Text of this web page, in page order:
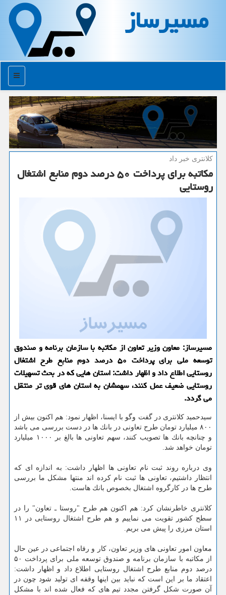
مسیرساز
منو
كلانتری خبر داد
مكاتبه برای پرداخت ۵۰ درصد دوم منابع اشتغال
روستایی
مسیرساز: معاون وزیر تعاون از مكاتبه با سازمان برنامه و صندوق
توسعه ملی برای پرداخت ۵۰ درصد دوم منابع طرح اشتغال
روستایی اطلاع داد و اظهار داشت: استان هایی كه در بحث تسهیلات
روستایی ضعیف عمل كنند، سهمشان به استان های قوی تر منتقل
می گردد.
سیدحمید كلانتری در گفت وگو با ایسنا، اظهار نمود: هم اكنون بیش از
۸۰۰ میلیارد تومان طرح تعاونی در بانك ها در دست بررسی می باشد
و چنانچه بانك ها تصویب كنند، سهم تعاونی ها بالغ بر ۱۰۰۰ میلیارد
تومان خواهد شد.
وی درباره روند ثبت نام تعاونی ها اظهار داشت: به اندازه ای كه
انتظار داشتیم، تعاونی ها ثبت نام كرده اند منتها مشكل ما بررسی
طرح ها در كارگروه اشتغال بخصوص بانك هاست.
كلانتری خاطرنشان كرد: هم اكنون هم طرح "روستا ـ تعاون" را در
سطح كشور تقویت می نماییم و هم طرح اشتغال روستایی در ۱۱
استان مرزی را پیش می بریم.
معاون امور تعاونی های وزیر تعاون، كار و رفاه اجتماعی در عین حال
از مكاتبه با سازمان برنامه و صندوق توسعه ملی برای پرداخت ۵۰
درصد دوم منابع طرح اشتغال روستایی اطلاع داد و اظهار داشت:
اعتقاد ما بر این است كه نباید بین اینها وقفه ای تولید شود چون در
آن صورت شكل گرفتن مجدد تیم های كه فعال شده اند با مشكل